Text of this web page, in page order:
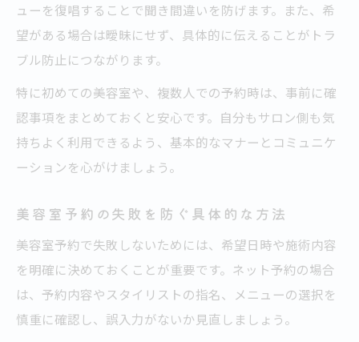
ューを復唱することで聞き間違いを防げます。また、希
望がある場合は曖昧にせず、具体的に伝えることがトラ
ブル防止につながります。
特に初めての美容室や、複数人での予約時は、事前に確
認事項をまとめておくと安心です。自分もサロン側も気
持ちよく利用できるよう、基本的なマナーとコミュニケ
ーションを心がけましょう。
美容室予約の失敗を防ぐ具体的な方法
美容室予約で失敗しないためには、希望日時や施術内容
を明確に決めておくことが重要です。ネット予約の場合
は、予約内容やスタイリストの指名、メニューの選択を
慎重に確認し、誤入力がないか見直しましょう。